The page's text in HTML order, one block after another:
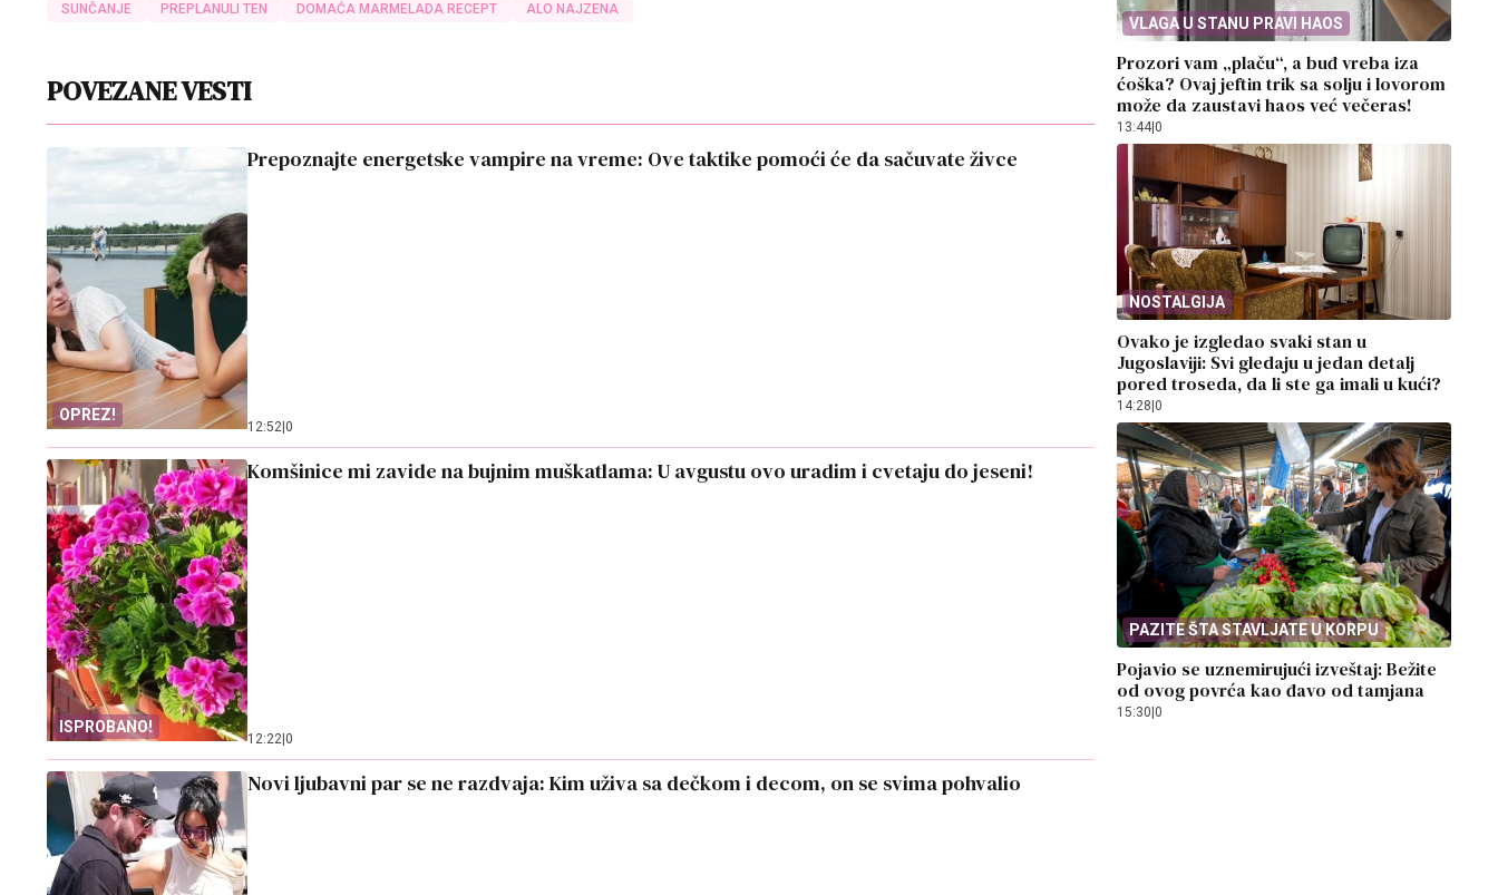
SUNČANJE PREPLANULI TEN DOMAĆA MARMELADA RECEPT ALO NAJZENA
POVEZANE VESTI
OPREZ!
Prepoznajte energetske vampire na vreme: Ove taktike pomoći će da sačuvate živce
12:52 0
ISPROBANO!
Komšinice mi zavide na bujnim muškatlama: U avgustu ovo uradim i cvetaju do jeseni!
12:22 0
Novi ljubavni par se ne razdvaja: Kim uživa sa dečkom i decom, on se svima pohvalio
VLAGA U STANU PRAVI HAOS
Prozori vam „plaču“, a buđ vreba iza
ćoška? Ovaj jeftin trik sa solju i lovorom
može da zaustavi haos već večeras!
13:44 0
NOSTALGIJA
Ovako je izgledao svaki stan u
Jugoslaviji: Svi gledaju u jedan detalj
pored troseda, da li ste ga imali u kući?
14:28 0
PAZITE ŠTA STAVLJATE U KORPU
Pojavio se uznemirujući izveštaj: Bežite
od ovog povrća kao đavo od tamjana
15:30|0